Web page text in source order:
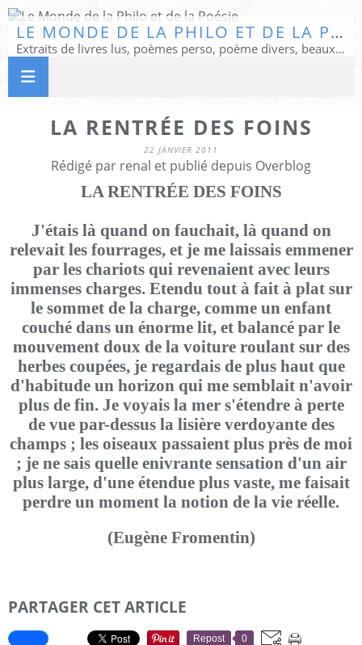
LE MONDE DE LA PHILO ET DE LA POÉSIE
Extraits de livres lus, poèmes perso, poème divers, beaux textes...
LA RENTRÉE DES FOINS
22 JANVIER 2011
Rédigé par renal et publié depuis Overblog
LA RENTRÉE DES FOINS
J'étais là quand on fauchait, là quand on
relevait les fourrages, et je me laissais emmener
par les chariots qui revenaient avec leurs
immenses charges. Etendu tout à fait à plat sur
le sommet de la charge, comme un enfant
couché dans un énorme lit, et balancé par le
mouvement doux de la voiture roulant sur des
herbes coupées, je regardais de plus haut que
d'habitude un horizon qui me semblait n'avoir
plus de fin. Je voyais la mer s'étendre à perte
de vue par-dessus la lisière verdoyante des
champs ; les oiseaux passaient plus près de moi
; je ne sais quelle enivrante sensation d'un air
plus large, d'une étendue plus vaste, me faisait
perdre un moment la notion de la vie réelle.
(Eugène Fromentin)
PARTAGER CET ARTICLE
Repost 0